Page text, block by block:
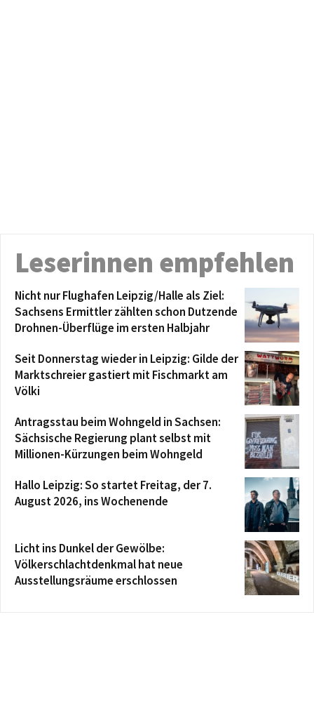
Leserinnen empfehlen
Nicht nur Flughafen Leipzig/Halle als Ziel:
Sachsens Ermittler zählten schon Dutzende
Drohnen-Überflüge im ersten Halbjahr
Seit Donnerstag wieder in Leipzig: Gilde der
Marktschreier gastiert mit Fischmarkt am
Völki
Antragsstau beim Wohngeld in Sachsen:
Sächsische Regierung plant selbst mit
Millionen-Kürzungen beim Wohngeld
Hallo Leipzig: So startet Freitag, der 7.
August 2026, ins Wochenende
Licht ins Dunkel der Gewölbe:
Völkerschlachtdenkmal hat neue
Ausstellungsräume erschlossen